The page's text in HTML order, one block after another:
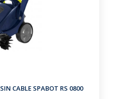
CABLE SPABOT RS 0800